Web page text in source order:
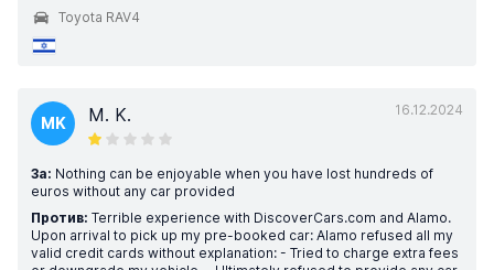
Toyota RAV4
16.12.2024
MK M. K.
За: Nothing can be enjoyable when you have lost hundreds of
euros without any car provided
Против: Terrible experience with DiscoverCars.com and Alamo.
Upon arrival to pick up my pre-booked car: Alamo refused all my
valid credit cards without explanation: - Tried to charge extra fees